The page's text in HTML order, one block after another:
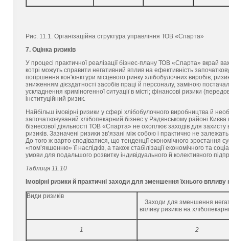
Рис. 11.1. Організаційна структура управління ТОВ «Спарта»
7. Оцінка ризиків
У процесі практичної реалізації бізнес-плану ТОВ «Спарта» вкрай
котрі можуть справити негативний вплив на ефективність
погіршення кон'юнктури місцевого ринку хлібобулочних виробів;
зниженням дієздатності засобів праці й персоналу, заміною
ускладнення криміногенної ситуації в місті; фінансові ризики
інституційний ризик.
Найбільш імовірні ризики у сфері хлібобулочного виробництва й
започатковуваний хлібопекарний бізнес у Радянському районі
бізнесової діяльності ТОВ «Спарта» не охоплює заходів для захисту
ризиків. Зазначені ризики зв’язані між собою і практично не
До того ж варто сподіватися, що тенденції економічного зростання
«пом’якшенню» її наслідків, а також стабілізації економічного та
умови для подальшого розвитку індивідуального й колективного
Таблиця 11.10
Імовірні ризики й практичні заходи для зменшення їхнього
Види ризиків
Заходи для зменшення
впливу ризиків на
1 2